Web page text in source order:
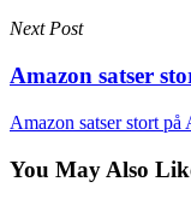
Next Post
Amazon satser
Amazon satser stort på
You May Also